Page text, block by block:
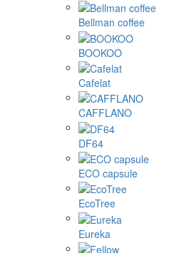
Bellman coffee
BOOKOO
Cafelat
CAFFLANO
DF64
ECO capsule
EcoTree
Eureka